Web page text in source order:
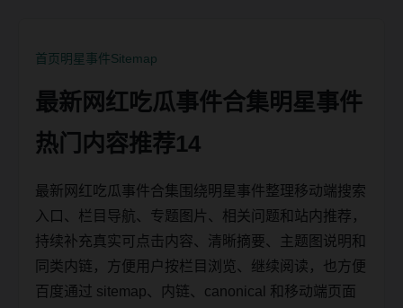
首页明星事件Sitemap
最新网红吃瓜事件合集明星事件
热门内容推荐14
最新网红吃瓜事件合集围绕明星事件整理移动端搜索
入口、栏目导航、专题图片、相关问题和站内推荐，
持续补充真实可点击内容、清晰摘要、主题图说明和
同类内链，方便用户按栏目浏览、继续阅读，也方便
百度通过 sitemap、内链、canonical 和移动端页面